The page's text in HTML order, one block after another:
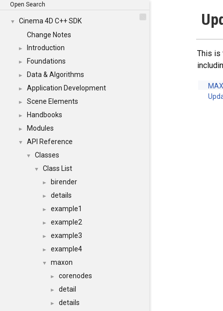
Open Search
▼
Cinema 4D C++ SDK
Change Notes
► Introduction
► Foundations
► Data & Algorithms
► Application Development
► Scene Elements
► Handbooks
► Modules
▼ API Reference
▼ Classes
▼ Class List
► birender
► details
► example1
► example2
► example3
► example4
▼ maxon
► corenodes
► detail
► details
This